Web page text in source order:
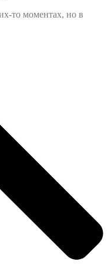
то моментах, но в